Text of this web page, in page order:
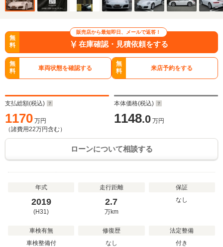
販売店から最短即日、メールで返答！
無
料
在庫確認・見積依頼をする
無
料
車両状態を確認する
無
料
来店予約をする
支払総額(税込)
1170 万円
（諸費用22万円含む）
本体価格(税込)
1148.0 万円
ローンについて相談する
年式
2019
(H31)
走行距離
2.7
万km
保証
なし
車検有無
車検整備付
修復歴
なし
法定整備
付き